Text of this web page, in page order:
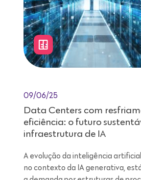
09/06/25
Data Centers com
eficiência: o futuro
infraestrutura de IA
A evolução da inteligência
no contexto da IA generativa,